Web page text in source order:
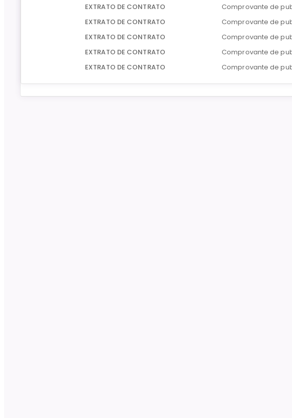
EXTRATO DE CONTRATO
Comprovante de
EXTRATO DE CONTRATO
Comprovante de
EXTRATO DE CONTRATO
Comprovante de
EXTRATO DE CONTRATO
Comprovante de
EXTRATO DE CONTRATO
Comprovante de